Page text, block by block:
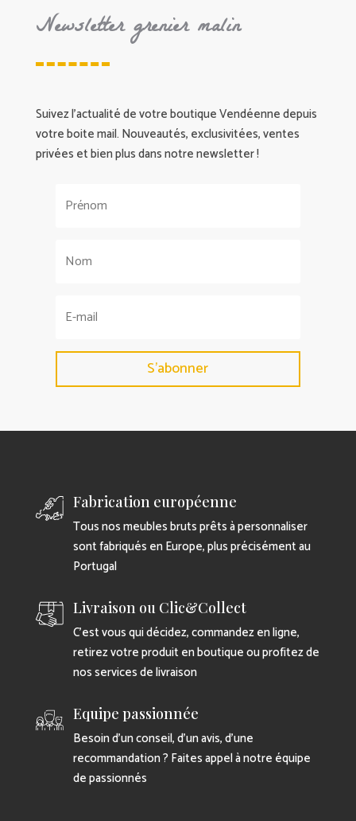
Newsletter grenier malin
Suivez l’actualité de votre boutique Vendéenne depuis
votre boite mail. Nouveautés, exclusivitées, ventes
privées et bien plus dans notre newsletter !
S'abonner
Fabrication européenne
Tous nos meubles bruts prêts à personnaliser
sont fabriqués en Europe, plus précisément au
Portugal
Livraison ou Clic&Collect
C’est vous qui décidez, commandez en ligne,
retirez votre produit en boutique ou profitez de
nos services de livraison
Equipe passionnée
Besoin d’un conseil, d’un avis, d’une
recommandation ? Faites appel à notre équipe
de passionnés